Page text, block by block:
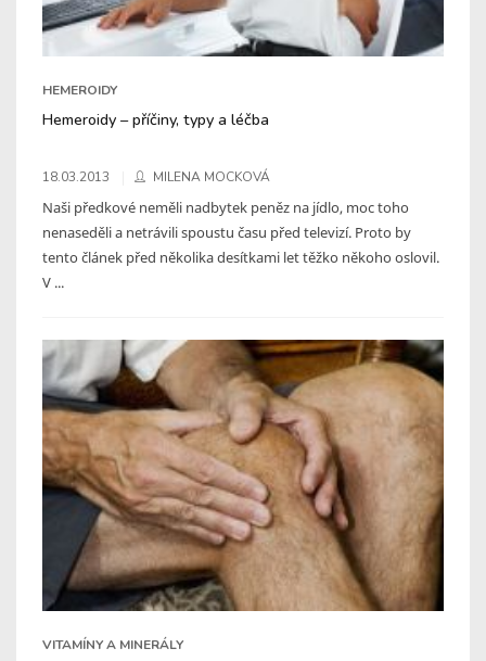
HEMEROIDY
Hemeroidy – příčiny, typy a léčba
18.03.2013 MILENA MOCKOVÁ
Naši předkové neměli nadbytek peněz na jídlo, moc toho
nenaseděli a netrávili spoustu času před televizí. Proto by
tento článek před několika desítkami let těžko někoho oslovil.
V ...
VITAMÍNY A MINERÁLY